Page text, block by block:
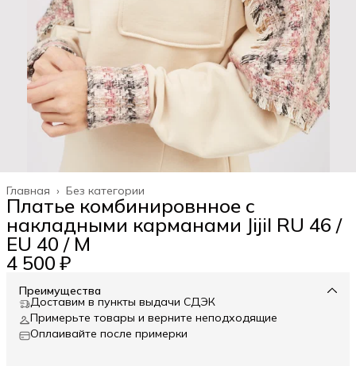
Без категории
Главная ›
Платье комбинировнное с
накладными карманами Jijil RU 46 /
EU 40 / M
4 500 ₽
Преимущества
Доставим в пункты выдачи СДЭК
Примерьте товары и верните неподходящие
Оплаивайте после примерки